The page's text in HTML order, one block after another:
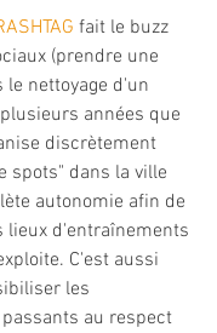
fait le buzz
(prendre une
nettoyage d'un
années que
discrètement
spots" dans la ville
autonomie afin de
lieux d'entraînements
C'est aussi
les
au respect